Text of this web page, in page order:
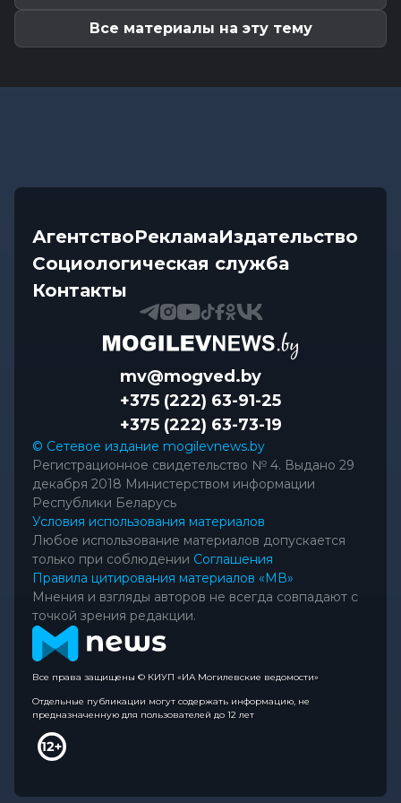
Все материалы на эту тему
АгентствоРекламаИздательство
Социологическая служба
Контакты
mv@mogved.by
+375 (222) 63-91-25
+375 (222) 63-73-19
© Сетевое издание mogilevnews.by
Регистрационное свидетельство № 4. Выдано 29
декабря 2018 Министерством информации
Республики Беларусь
Условия использования материалов
Любое использование материалов допускается
только при соблюдении Соглашения
Правила цитирования материалов «МВ»
Мнения и взгляды авторов не всегда совпадают с
точкой зрения редакции.
Все права защищены © КИУП «ИА Могилевские ведомости»
Отдельные публикации могут содержать информацию, не
предназначенную для пользователей до 12 лет